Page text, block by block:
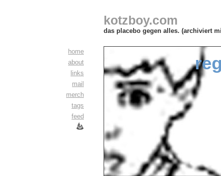
kotzboy.com
das placebo gegen alles. (archiviert
home
about
links
mail
merch
tags
feed